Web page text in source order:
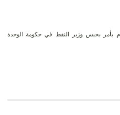
يأمر بحبس وزير النفط في حكومة الوحدة